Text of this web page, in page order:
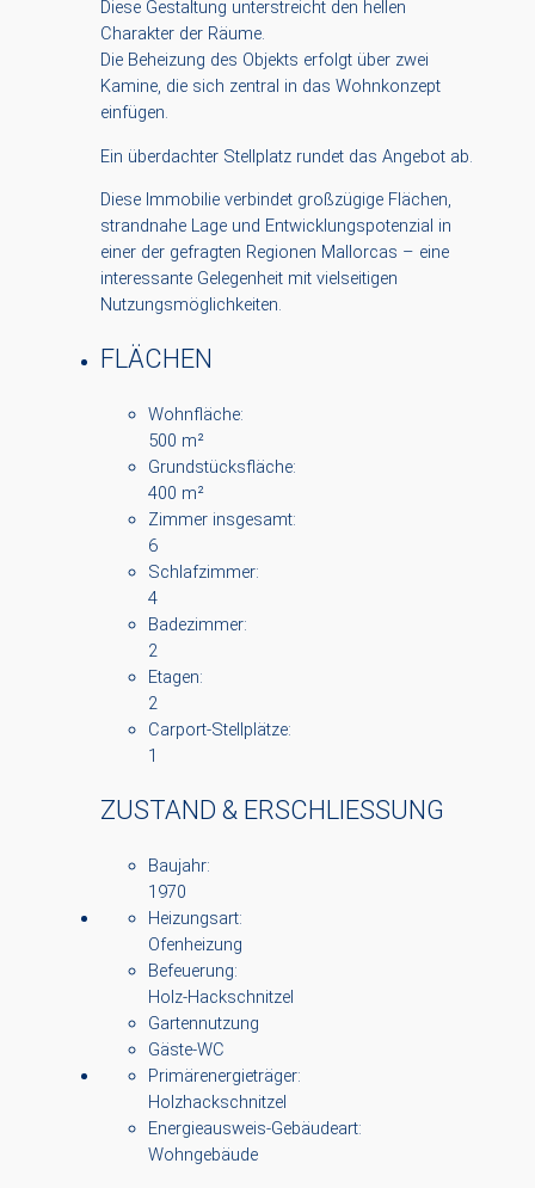
Diese Gestaltung unterstreicht den hellen
Charakter der Räume.
Die Beheizung des Objekts erfolgt über zwei
Kamine, die sich zentral in das Wohnkonzept
einfügen.
Ein überdachter Stellplatz rundet das Angebot ab.
Diese Immobilie verbindet großzügige Flächen,
strandnahe Lage und Entwicklungspotenzial in
einer der gefragten Regionen Mallorcas – eine
interessante Gelegenheit mit vielseitigen
Nutzungsmöglichkeiten.
FLÄCHEN
Wohnfläche:
500 m²
Grundstücksfläche:
400 m²
Zimmer insgesamt:
6
Schlafzimmer:
4
Badezimmer:
2
Etagen:
2
Carport-Stellplätze:
1
ZUSTAND & ERSCHLIESSUNG
Baujahr:
1970
Heizungsart:
Ofenheizung
Befeuerung:
Holz-Hackschnitzel
Gartennutzung
Gäste-WC
Primärenergieträger:
Holzhackschnitzel
Energieausweis-Gebäudeart:
Wohngebäude